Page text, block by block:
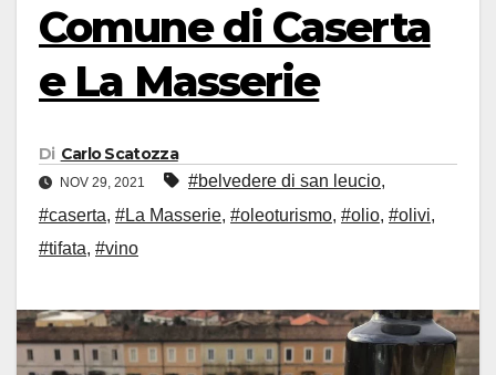
Comune di Caserta
e La Masserie
Di Carlo Scatozza
NOV 29, 2021 #belvedere di san leucio,
#caserta, #La Masserie, #oleoturismo, #olio, #olivi,
#tifata, #vino